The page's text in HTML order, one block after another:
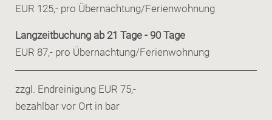
EUR 125,- pro Übernachtung/Ferienwohnung
Langzeitbuchung ab 21 Tage - 90 Tage
EUR 87,- pro Übernachtung/Ferienwohnung
zzgl. Endreinigung EUR 75,-
bezahlbar vor Ort in bar